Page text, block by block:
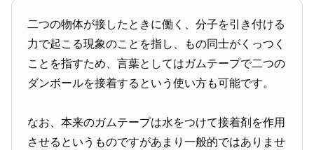
二つの物体が接したときに働く、分子を引き付ける
力で起こる現象のことを指し、もの同士がくっつく
ことを指すため、言葉としてはガムテープで二つの
ダンボールを接着するという使い方も可能です。
なお、本来のガムテープは水をつけて接着剤を作用
させるというものですがあまり一般的ではありませ